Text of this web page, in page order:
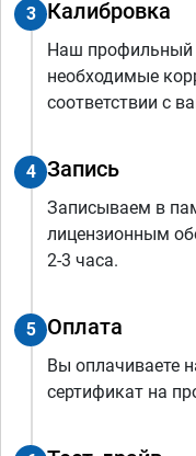
3 Калибровка
Наш профильный
необходимые
соответствии с
4 Запись
Записываем в
лицензионным
2-3 часа.
5 Оплата
Вы оплачиваете
сертификат на